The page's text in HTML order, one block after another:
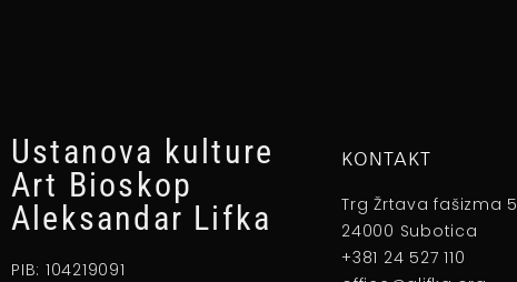
Ustanova kulture
Art Bioskop
Aleksandar Lifka
PIB: 104219091
KONTAKT
Trg Žrtava fašizma 5
24000 Subotica
+381 24 527 110